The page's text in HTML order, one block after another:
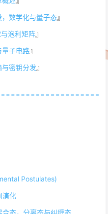
数学化与量子态』
泡利矩阵』
子电路』
密钥分发 』
Postulates)
演化
态，分离态与纠缠态